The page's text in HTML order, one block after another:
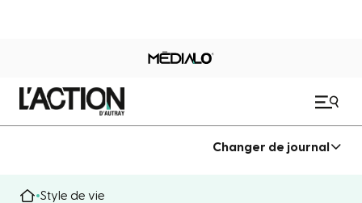
Changer de journal
Style de vie